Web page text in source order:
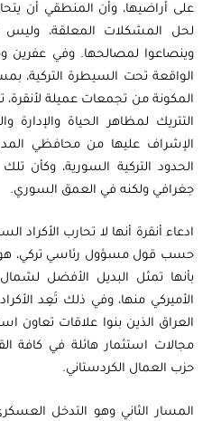
على أراضيها، وأن المنطقي أن
لحل المشكلات المعلقة، وليس
وينصاعوا لمصالحها. وفي عفرين
الواقعة تحت السيطرة التركية،
المكونة من تجمعات عميلة لأنقرة،
التتريك لمظاهر الحياة والإدارة
الإشراف عليها من محافظي المدن
الحدود التركية السورية، وكأن
جغرافي ولكنه في العمق السوري.
ادعاء أنقرة أنها لا تحارب الأكراد
حسب قول مسؤول رئاسي تركي، هو
بأنها تمثل البديل الأفضل
الأميركي منها، وفي ذلك تَعِد
العراق الذين بنوا علاقات تعاون
مجالات استثمار هائلة في كافة
حزب العمال الكردستاني.
المسار الثاني وهو التدخل